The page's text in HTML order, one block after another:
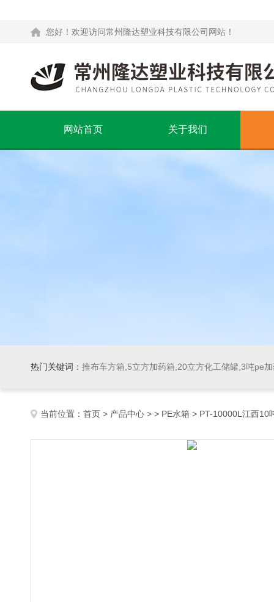
您好！欢迎访问常州隆达塑业科技有限公司网站！
网站首页 关于我们
热门关键词： 推布车方箱,5立方加药箱,20立方化工储罐,3吨pe
当前位置： 首页 > 产品中心 > > PE水箱 > PT-10000L江西10